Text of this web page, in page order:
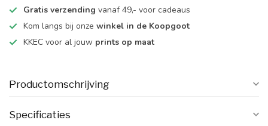
Gratis verzending vanaf 49,- voor cadeaus
Kom langs bij onze winkel in de Koopgoot
KKEC voor al jouw prints op maat
Productomschrijving
Specificaties